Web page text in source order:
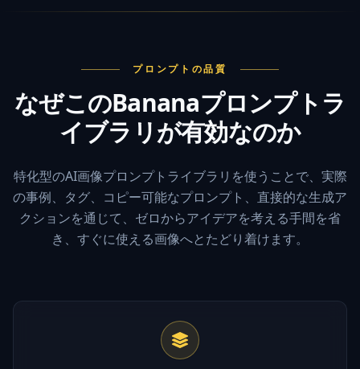
プロンプトの品質
なぜこのBananaプロンプトラ
イブラリが有効なのか
特化型のAI画像プロンプトライブラリを使うことで、実際
の事例、タグ、コピー可能なプロンプト、直接的な生成ア
クションを通じて、ゼロからアイデアを考える手間を省
き、すぐに使える画像へとたどり着けます。